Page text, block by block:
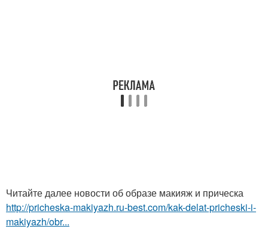
Читайте далее новости об образе макияж и прическа
http://pricheska-makiyazh.ru-best.com/kak-delat-pricheski-i-
makiyazh/obr...